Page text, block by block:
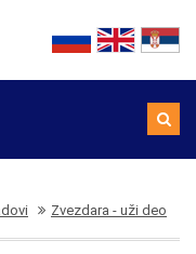
Zvezdara - uži deo